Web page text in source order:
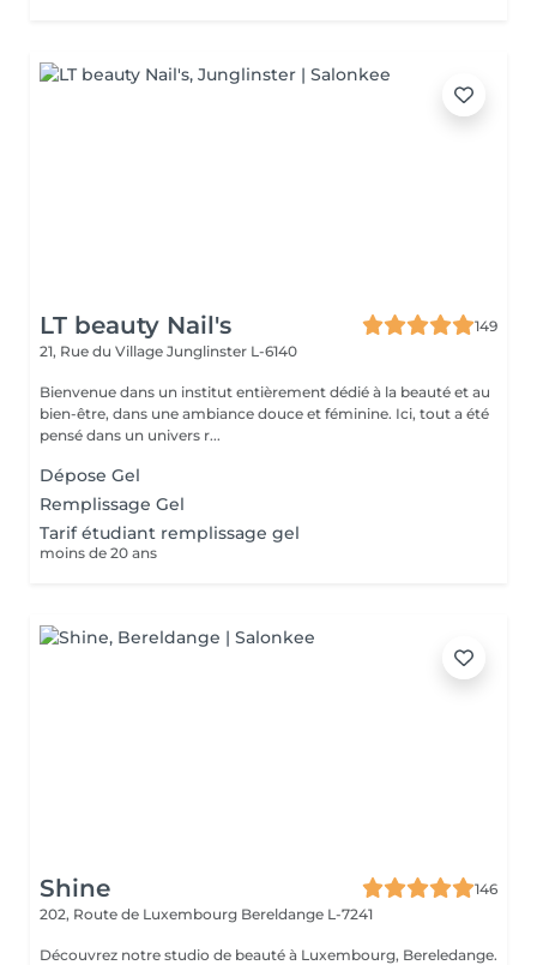
LT beauty Nail's
149
21, Rue du Village Junglinster L-6140
Bienvenue dans un institut entièrement dédié à la beauté et au
bien-être, dans une ambiance douce et féminine. Ici, tout a été
pensé dans un univers r...
Dépose Gel
Remplissage Gel
Tarif étudiant remplissage gel
moins de 20 ans
Shine
146
202, Route de Luxembourg Bereldange L-7241
Découvrez notre studio de beauté à Luxembourg, Bereledange.